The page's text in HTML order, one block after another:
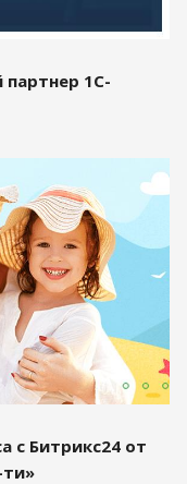
1С-
с Битрикс24 от